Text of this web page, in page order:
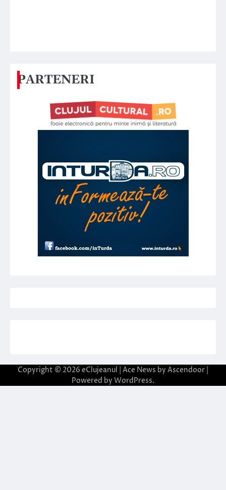
PARTENERI
Copyright © 2026 eClujeanul | Ace News by Ascendoor
Powered by WordPress.